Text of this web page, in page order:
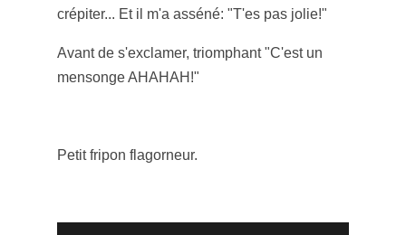
crépiter... Et il m'a asséné: "T'es pas jolie!"
Avant de s'exclamer, triomphant "C'est un
mensonge AHAHAH!"
Petit fripon flagorneur.